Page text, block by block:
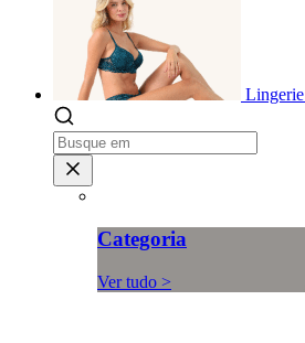
Lingerie
Categoria
Ver tudo >